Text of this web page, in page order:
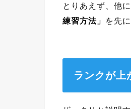
とりあえず、他
練習方法」 を先
ランクが上